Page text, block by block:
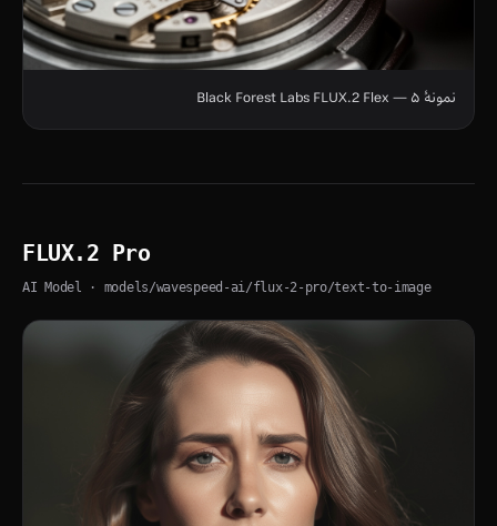
نمونهٔ ۵ — Black Forest Labs FLUX.2 Flex
FLUX.2 Pro
AI Model · models/wavespeed-ai/flux-2-pro/text-to-image